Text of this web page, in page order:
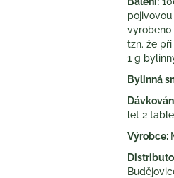
pojivovou
vyrobeno
tzn. že
1 g
Bylinná
let 2
Výrobce: